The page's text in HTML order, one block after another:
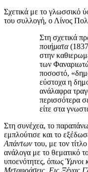
Σχετικά με το γλωσσικό
του συλλογή, ο Λίνος
Στη σχετικά
ποιήματα
στην
των
ποσοστό,
εύστοχα η
ανάλαφρα
περισσότερα
είτε στα
Στη συνέχεα, το
εμπλούτισε και το
Απάντων του, με τον τίτλο
ανάλογα με το θεματικό
υποενότητες, όπως Ύμνοι